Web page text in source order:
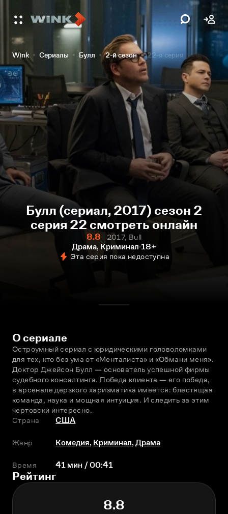
Wink Сериалы Булл 2-й сезон 22-я серия
Булл (сериал, 2017) сезон 2
серия 22 смотреть онлайн
8.8
2017, Bull
Драма, Криминал 18+
Эта серия пока недоступна
О сериале
Остроумный сериал с юридическими головоломками
для тех, кто без ума от «Менталиста» и «Обмани меня».
Доктор Джейсон Булл — основатель успешной фирмы
судебного консалтинга. Победа клиента — его победа,
в арсенале дерзкого харизматика имеется: блестящая
команда, наука и мощная интуиция. И следить за этим
чертовски интересно.
Страна
США
Жанр Комедия, Криминал,Драма
Время 41 мин / 00:41
Рейтинг
8.8